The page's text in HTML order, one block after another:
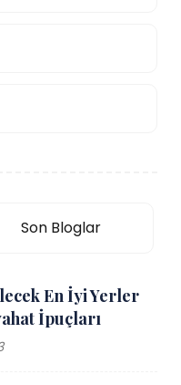
Son Bloglar
En İyi Yerler
İpuçları